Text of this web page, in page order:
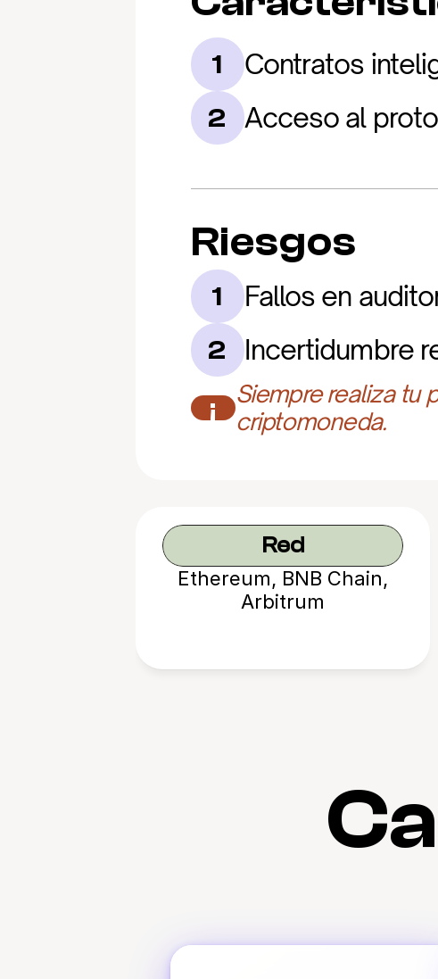
1 Contratos
2 Acceso al
Riesgos
1 Fallos en
2 Incertidumbre
¡
Siempre realiza tu
criptomoneda.
Red
Ethereum, BNB Chain,
Arbitrum